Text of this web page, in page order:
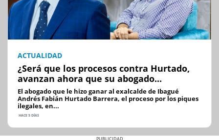
ACTUALIDAD
¿Será que los procesos contra Hurtado,
avanzan ahora que su abogado...
El abogado que le hizo ganar al exalcalde de Ibagué
Andrés Fabián Hurtado Barrera, el proceso por los piques
ilegales, en...
HACE 5 DÍAS